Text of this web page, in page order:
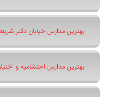
بهترین مدارس خیابان دکتر
بهترین مدارس احتشامیه و